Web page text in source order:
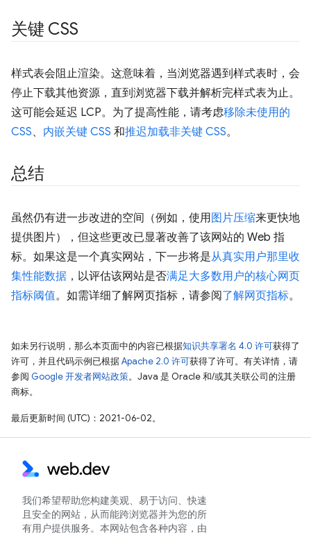
关键 CSS
样式表会阻止渲染。这意味着，当浏览器遇到样式表时，会
停止下载其他资源，直到浏览器下载并解析完样式表为止。
这可能会延迟 LCP。为了提高性能，请考虑移除未使用的
CSS、 内嵌关键 CSS 和推迟加载非关键 CSS。
总结
虽然仍有进一步改进的空间（例如，使用图片压缩来更快地
提供图片），但这些更改已显著改善了该网站的 Web 指
标。如果这是一个真实网站，下一步将是从真实用户那里收
集性能数据 ，以评估该网站是否满足大多数用户的核心网页
指标阈值。如需详细了解网页指标，请参阅了解网页指标。
如未另行说明，那么本页面中的内容已根据知识共享署名 4.0 许可获得了
许可，并且代码示例已根据Apache 2.0 许可获得了许可。有关详情，请
参阅 Google 开发者网站政策。Java 是 Oracle 和/或其关联公司的注册
商标。
最后更新时间 (UTC)：2021-06-02。
我们希望帮助您构建美观、易于访问、快速
且安全的网站，从而能跨浏览器并为您的所
有用户提供服务。本网站包含各种内容，由